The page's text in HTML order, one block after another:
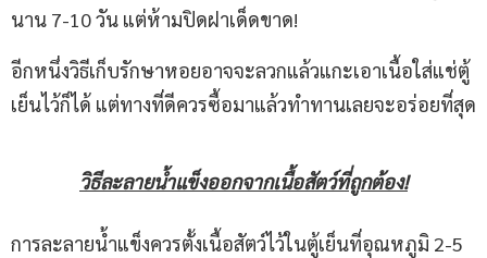
นาน 7-10 วัน แต่ห้ามปิดฝาเด็ดขาด!
อีกหนึ่งวิธีเก็บรักษาหอยอาจจะลวกแล้วแกะเอาเนื้อใส่แช่ตู้
เย็นไว้ก็ได้ แต่ทางที่ดีควรซื้อมาแล้วทำทานเลยจะอร่อยที่สุด
วิธีละลายน้ำแข็งออกจากเนื้อสัตว์ที่ถูกต้อง!
การละลายน้ำแข็งควรตั้งเนื้อสัตว์ไว้ในตู้เย็นที่อุณหภูมิ 2-5